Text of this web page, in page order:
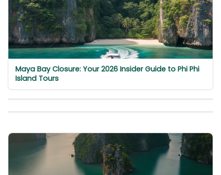
Maya Bay Closure: Your 2026 Insider Guide to Phi Phi
Island Tours